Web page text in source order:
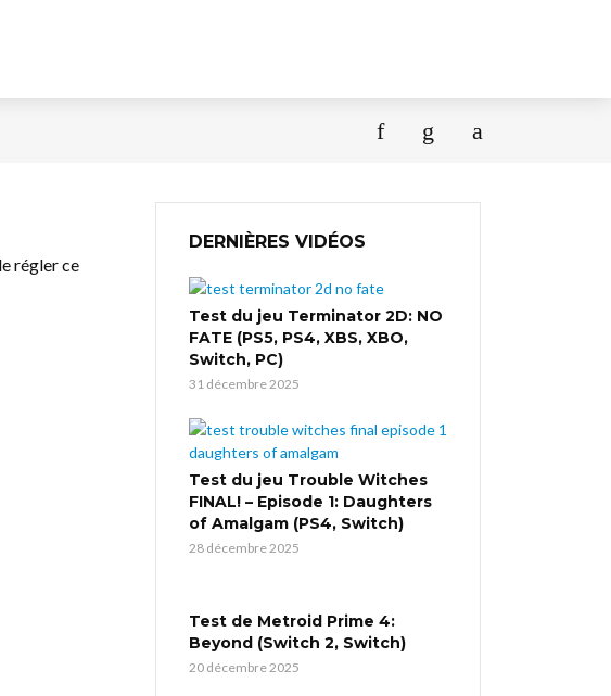
régler ce
DERNIÈRES VIDÉOS
Test du jeu Terminator 2D: NO
FATE (PS5, PS4, XBS, XBO,
Switch, PC)
31 décembre 2025
Test du jeu Trouble Witches
FINAL! – Episode 1: Daughters
of Amalgam (PS4, Switch)
28 décembre 2025
Test de Metroid Prime 4:
Beyond (Switch 2, Switch)
20 décembre 2025